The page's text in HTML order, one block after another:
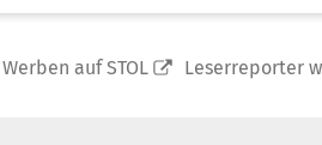
Werben auf STOL Leserreporter